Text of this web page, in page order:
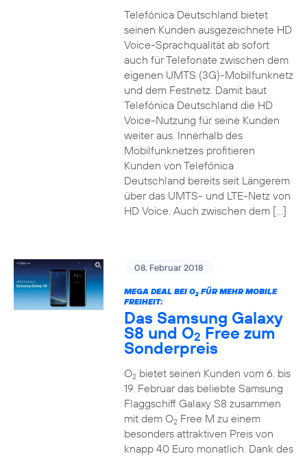
Telefónica Deutschland bietet
seinen Kunden ausgezeichnete HD
Voice-Sprachqualität ab sofort
auch für Telefonate zwischen dem
eigenen UMTS (3G)-Mobilfunknetz
und dem Festnetz. Damit baut
Telefónica Deutschland die HD
Voice-Nutzung für seine Kunden
weiter aus. Innerhalb des
Mobilfunknetzes profitieren
Kunden von Telefónica
Deutschland bereits seit Längerem
über das UMTS- und LTE-Netz von
HD Voice. Auch zwischen dem […]
08. Februar 2018
MEGA DEAL BEI O2FÜR MEHR MOBILE
FREIHEIT:
Das Samsung Galaxy
S8 und O2 Free zum
Sonderpreis
O2bietet seinen Kunden vom 6. bis
19. Februar das beliebte Samsung
Flaggschiff Galaxy S8 zusammen
mit dem O2Free M zu einem
besonders attraktiven Preis von
knapp 40 Euro monatlich. Dank des